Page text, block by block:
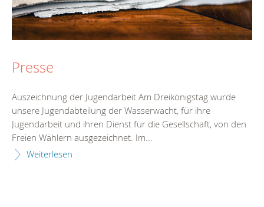
Presse
Auszeichnung der Jugendarbeit Am Dreikönigstag wurde
unsere Jugendabteilung der Wasserwacht, für ihre
Jugendarbeit und ihren Dienst für die Gesellschaft, von den
Freien Wählern ausgezeichnet. Im...
Weiterlesen